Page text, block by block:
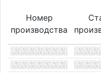
Номер
производства